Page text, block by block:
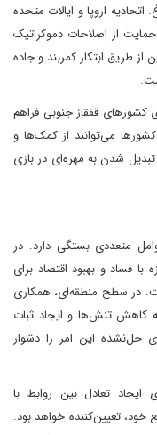
اروپا و ایالات متحده
از اصلاحات دموکراتیک
طریق ابتکار کمربند و جاده
قفقاز جنوبی فراهم
می‌توانند از کمک‌ها و
شدن به مهره‌ای در بازی
متعددی بستگی دارد. در
فساد و بهبود اقتصاد برای
در سطح منطقه‌ای، همکاری
کاهش تنش‌ها و ایجاد ثبات
حل‌نشده این امر را دشوار
ایجاد تعادل بین روابط با
خود، تعیین‌کننده خواهد بود.